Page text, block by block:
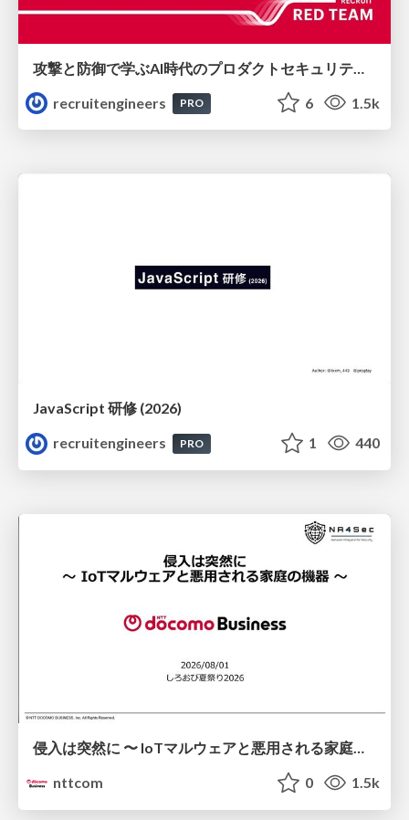
recruitengineers
PRO 6 1.5k
JavaScript 研修 (2026)
recruitengineers
PRO 1 440
侵入は突然に 〜 IoTマルウェアと悪用される家庭の機器 ～ / When Intrusion Strikes: IoT Malware and the Abuse of Home Devices
nttcom
0 1.5k